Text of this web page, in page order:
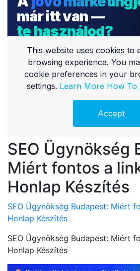
SEO Ügynökség
Miért fontos a
Honlap Készítés
SEO Ügynökség Budapest: Miért
Honlap Készítés
SEO Ügynökség Budapest: Miért
Honlap Készítés